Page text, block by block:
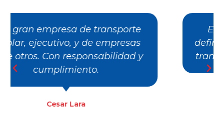
Excelente servicio y atención,
definitivamente son los mejores en
transporte especial. Felicitaciones!
Neyfee Barrera Camargo